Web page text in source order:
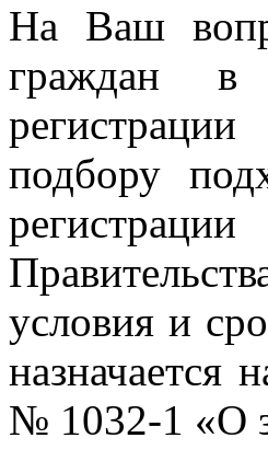
На Ваш
граждан в
подбору
условия и
назначается
№ 1032-1 «О